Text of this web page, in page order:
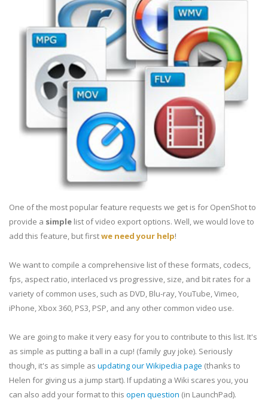
One of the most popular feature requests we get is for OpenShot to
provide a simple list of video export options. Well, we would love to
add this feature, but firstwe need your help!
We want to compile a comprehensive list of these formats, codecs,
fps, aspect ratio, interlaced vs progressive, size, and bit rates for a
variety of common uses, such as DVD, Blu-ray, YouTube, Vimeo,
iPhone, Xbox 360, PS3, PSP, and any other common video use.
We are going to make it very easy for you to contribute to this list. It's
as simple as putting a ball in a cup! (family guy joke). Seriously
though, it's as simple as updating our Wikipedia page (thanks to
Helen for giving us a jump start). If updating a Wiki scares you, you
can also add your format to this open question (in LaunchPad).